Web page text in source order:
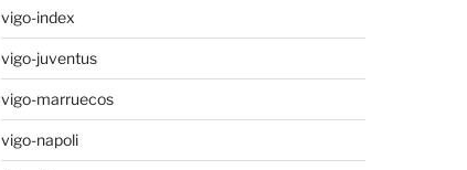
vigo-index
vigo-juventus
vigo-marruecos
vigo-napoli